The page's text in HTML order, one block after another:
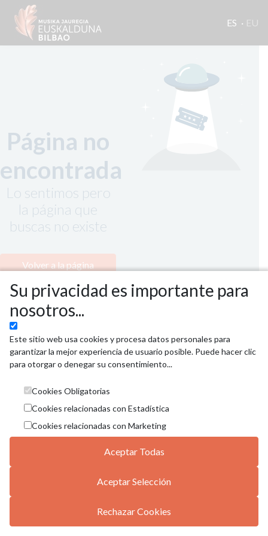
ES EU
Página no
encontrada
Lo sentimos pero
la página que
buscas no existe
Volver a la página
Palacio Euskalduna
Avda. Abandoibarra, 4 · 48011, Bilbao
( 34) 944 035 000 - info@euskalduna.eus
Condiciones generales
Política de privacidad
Política de privacidad
Su privacidad es importante para
nosotros...
Este sitio web usa cookies y procesa datos personales para
garantizar la mejor experiencia de usuario posible. Puede hacer clic
para otorgar o denegar su consentimiento...
Cookies Obligatorias
Cookies relacionadas con Estadística
Cookies relacionadas con Marketing
Aceptar Todas
Aceptar Selección
Rechazar Cookies